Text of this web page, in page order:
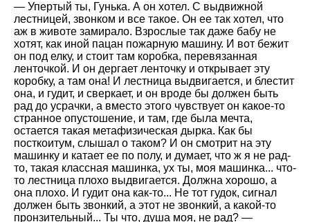
— Упертый ты, Гунька. А он хотел. С выдвижной
лестницей, звонком и все такое. Он ее так хотел, что
аж в животе замирало. Взрослые так даже бабу не
хотят, как иной пацан пожарную машину. И вот бежит
он под елку, и стоит там коробка, перевязанная
ленточкой. И он дергает ленточку и открывает эту
коробку, а там она! И лестница выдвигается, и блестит
она, и гудит, и сверкает, и он вроде бы должен быть
рад до усрачки, а вместо этого чувствует он какое-то
странное опустошение, и там, где была мечта,
остается такая метафизическая дырка. Как бы
посткоитум, слышал о таком? И он смотрит на эту
машинку и катает ее по полу, и думает, что ж я не рад-
то, такая классная машинка, ух ты, моя машинка... что-
то лестница плохо выдвигается. Должна хорошо, а
она плохо. И гудит она как-то... Не тот гудок, сигнал
должен быть звонкий, а этот не звонкий, а какой-то
пронзительный... Ты что, душа моя, не рад? —